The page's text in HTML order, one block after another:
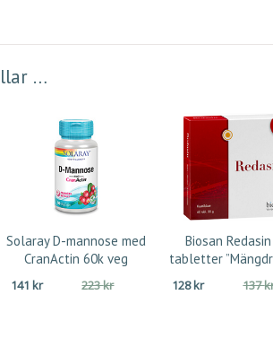
…
Solaray D-mannose med
CranActin 60k veg
223krDet
141 kr
Det
Biosan
tabletter
137
128kr